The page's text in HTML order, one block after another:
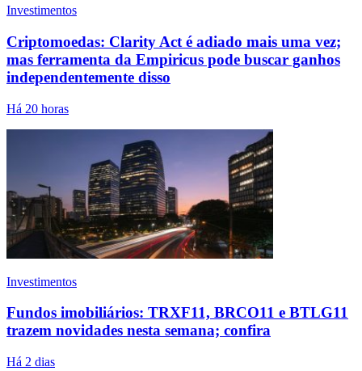
Investimentos
Criptomoedas: Clarity Act é adiado mais uma vez;
mas ferramenta da Empiricus pode buscar ganhos
independentemente disso
Há 20 horas
Investimentos
Fundos imobiliários: TRXF11, BRCO11 e BTLG11
trazem novidades nesta semana; confira
Há 2 dias